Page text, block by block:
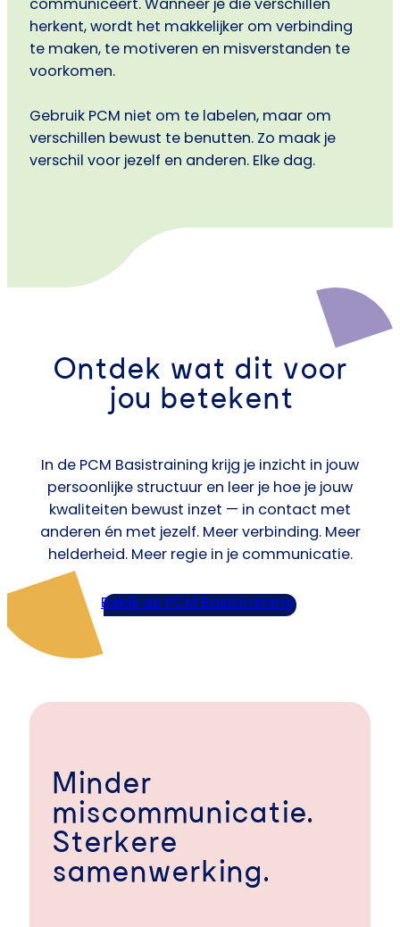
communiceert. Wanneer je die verschillen
herkent, wordt het makkelijker om verbinding
te maken, te motiveren en misverstanden te
voorkomen.
Gebruik PCM niet om te labelen, maar om
verschillen bewust te benutten. Zo maak je
verschil voor jezelf en anderen. Elke dag.
Ontdek wat dit voor
jou betekent
In de PCM Basistraining krijg je inzicht in jouw
persoonlijke structuur en leer je hoe je jouw
kwaliteiten bewust inzet — in contact met
anderen én met jezelf. Meer verbinding. Meer
helderheid. Meer regie in je communicatie.
Bekijk de PCM Basistraining
Minder
miscommunicatie.
Sterkere
samenwerking.